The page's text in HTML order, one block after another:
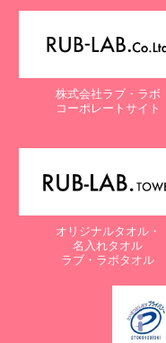
株式会社ラブ・ラボ
コーポレートサイト
オリジナルタオル・
名入れタオル
ラブ・ラボタオル